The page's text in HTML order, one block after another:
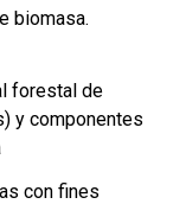
biomasa.
forestal de
y componentes
con fines